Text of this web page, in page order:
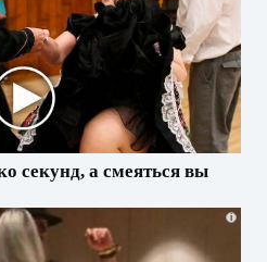
секунд, а смеяться вы
i